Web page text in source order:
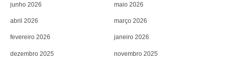
junho 2026 maio 2026
abril 2026 março 2026
fevereiro 2026 janeiro 2026
dezembro 2025 novembro 2025